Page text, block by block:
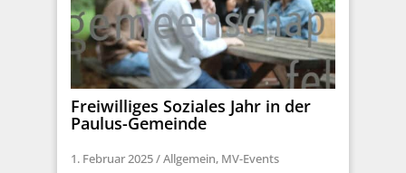
Freiwilliges Soziales Jahr in der
Paulus-Gemeinde
1. Februar 2025/Allgemein, MV-Events